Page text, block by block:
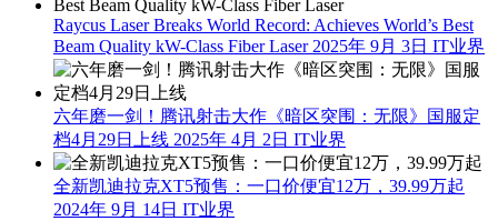
Raycus Laser Breaks World Record: Achieves World’s Best
Beam Quality kW-Class Fiber Laser 2025年 9月 3日 IT业界
六年磨一剑！腾讯射击大作《暗区突围：无限》国服定
档4月29日上线 2025年 4月 2日 IT业界
全新凯迪拉克XT5预售：一口价便宜12万，39.99万起
2024年 9月 14日 IT业界